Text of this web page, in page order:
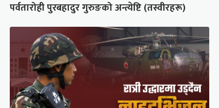
पर्वतारोही पुरबहादुर गुरुङको अन्त्येष्टि (तस्वीरहरू)